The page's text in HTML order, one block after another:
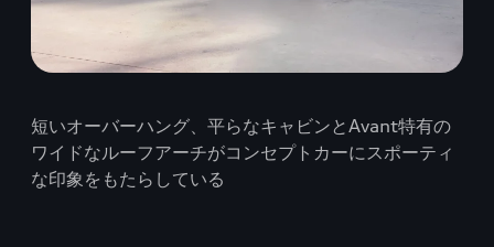
短いオーバーハング、平らなキャビンとAvant特有の
ワイドなルーフアーチがコンセプトカーにスポーティ
な印象をもたらしている